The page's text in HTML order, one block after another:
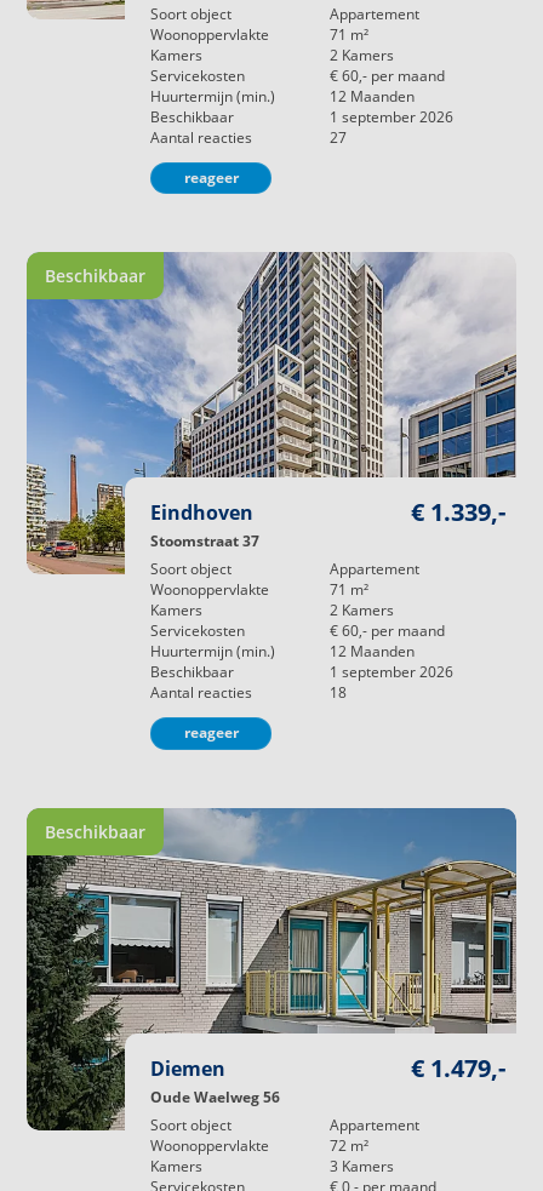
Soort object
Appartement
Woonoppervlakte
71 m²
Kamers
2 Kamers
Servicekosten
€ 60,- per maand
Huurtermijn (min.)
12 Maanden
Beschikbaar
1 september 2026
Aantal reacties
27
reageer
Beschikbaar
Eindhoven
Stoomstraat 37
€ 1.339,-
Soort object
Appartement
Woonoppervlakte
71 m²
Kamers
2 Kamers
Servicekosten
€ 60,- per maand
Huurtermijn (min.)
12 Maanden
Beschikbaar
1 september 2026
Aantal reacties
18
reageer
Beschikbaar
Diemen
Oude Waelweg 56
€ 1.479,-
Soort object
Appartement
Woonoppervlakte
72 m²
Kamers
3 Kamers
Servicekosten
€ 0,- per maand